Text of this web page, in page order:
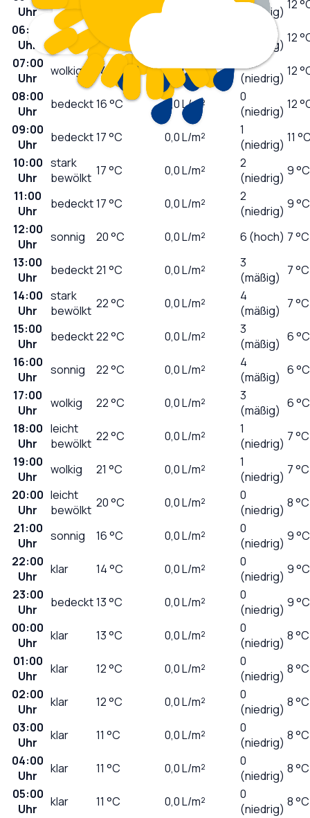
Uhr
(niedrig) 12
06:00
Uhr
wolkig 14
(niedrig) 12
07:00
Uhr
wolkig 14 °C 0,0L/m²
(niedrig) 12
08:00
Uhr
bedeckt16°C 0,0L/m²
0
(niedrig) 12
09:00
Uhr
bedeckt17°C 0,0L/m²
1
(niedrig) 11
10:00
Uhr
stark
bewölkt 17°C 0,0L/m²
2
(niedrig) 9 °C
11:00
Uhr
bedeckt17°C 0,0L/m²
2
(niedrig) 9 °C
12:00
Uhr
sonnig 20°C 0,0L/m² 6 (hoch) 7 °C
13:00
Uhr
bedeckt21 °C 0,0L/m²
3
(mäßig) 7 °C
14:00
Uhr
stark
bewölkt 22°C 0,0L/m²
4
(mäßig) 7 °C
15:00
Uhr
bedeckt22°C 0,0L/m²
3
(mäßig) 6 °C
16:00
Uhr
sonnig 22°C 0,0L/m²
4
(mäßig) 6 °C
17:00
Uhr
wolkig 22°C 0,0L/m²
3
(mäßig) 6 °C
18:00
Uhr
leicht
bewölkt 22°C 0,0L/m²
1
(niedrig) 7 °C
19:00
Uhr
wolkig 21 °C 0,0L/m²
1
(niedrig) 7 °C
20:00
Uhr
leicht
bewölkt 20°C 0,0L/m²
0
(niedrig) 8 °C
21:00
Uhr
sonnig 16°C 0,0L/m²
0
(niedrig) 9 °C
22:00
Uhr
klar 14°C 0,0L/m²
0
(niedrig) 9 °C
23:00
Uhr
bedeckt13°C 0,0L/m²
0
(niedrig) 9 °C
00:00
Uhr
klar 13°C 0,0L/m²
0
(niedrig) 8 °C
01:00
Uhr
klar 12°C 0,0L/m²
0
(niedrig) 8 °C
02:00
Uhr
klar 12°C 0,0L/m²
0
(niedrig) 8 °C
03:00
Uhr
klar 11 °C 0,0L/m²
0
(niedrig) 8 °C
04:00
Uhr
klar 11 °C 0,0L/m²
0
(niedrig) 8 °C
05:00
Uhr
klar 11 °C 0,0L/m²
0
(niedrig) 8 °C